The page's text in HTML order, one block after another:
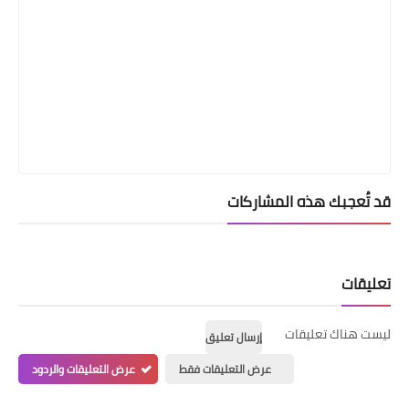
قد تُعجبك هذه المشاركات
تعليقات
ليست هناك تعليقات
إرسال تعليق
عرض التعليقات فقط
عرض التعليقات والردود